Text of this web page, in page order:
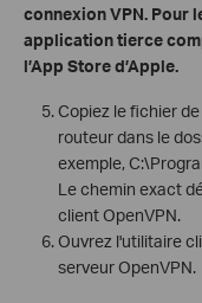
connexion VPN. Pour
application tierce
l’App Store d’Apple.
Copiez le fichier
routeur dans le
exemple,
Le chemin exact
client OpenVPN.
Ouvrez l'utilitaire
serveur OpenVPN.